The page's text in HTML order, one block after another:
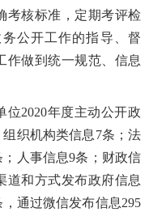
考核标准，定期考评检
公开工作的指导、督
作做到统一规范、信息
位2020年度主动公开政
织机构类信息7条；法
人事信息9条；财政信
道和方式发布政府信息
通过微信发布信息295